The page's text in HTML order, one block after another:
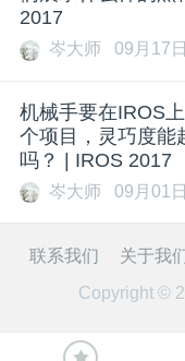
2017
岑大师 09月17
机械手要在IROS
个项目，灵巧度能
吗？ | IROS 2017
岑大师 09月01
联系我们 关于我们
Copyright ©